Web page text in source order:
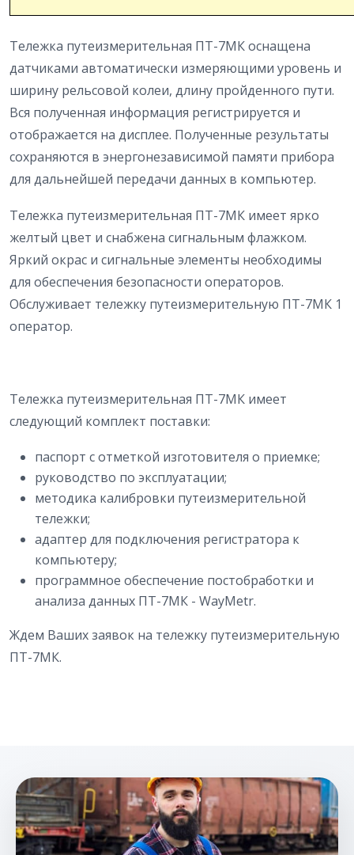
Тележка путеизмерительная ПТ-7МК оснащена
датчиками автоматически измеряющими уровень и
ширину рельсовой колеи, длину пройденного пути.
Вся полученная информация регистрируется и
отображается на дисплее. Полученные результаты
сохраняются в энергонезависимой памяти прибора
для дальнейшей передачи данных в компьютер.
Тележка путеизмерительная ПТ-7МК имеет ярко
желтый цвет и снабжена сигнальным флажком.
Яркий окрас и сигнальные элементы необходимы
для обеспечения безопасности операторов.
Обслуживает тележку путеизмерительную ПТ-7МК 1
оператор.
Тележка путеизмерительная ПТ-7МК имеет
следующий комплект поставки:
паспорт с отметкой изготовителя о приемке;
руководство по эксплуатации;
методика калибровки путеизмерительной
тележки;
адаптер для подключения регистратора к
компьютеру;
программное обеспечение постобработки и
анализа данных ПТ-7МК - WayMetr.
Ждем Ваших заявок на тележку путеизмерительную
ПТ-7МК.